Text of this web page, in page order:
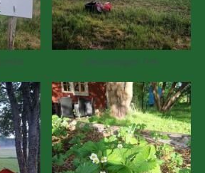
Zirkuswägen frei